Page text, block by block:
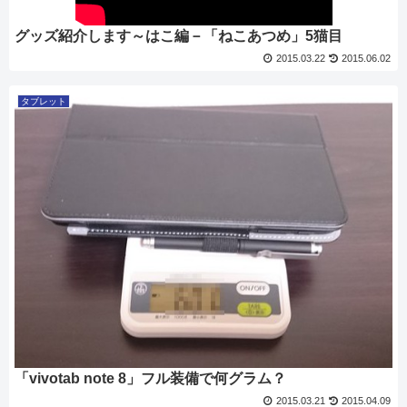
グッズ紹介します～はこ編－「ねこあつめ」5猫目
2015.03.22 2015.06.02
タブレット
「vivotab note 8」フル装備で何グラム？
2015.03.21 2015.04.09